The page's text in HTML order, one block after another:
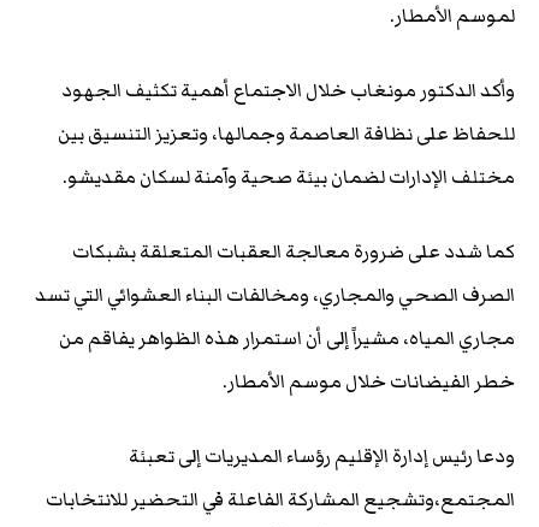
لموسم الأمطار.
وأكد الدكتور مونغاب خلال الاجتماع أهمية تكثيف الجهود
للحفاظ على نظافة العاصمة وجمالها، وتعزيز التنسيق بين
مختلف الإدارات لضمان بيئة صحية وآمنة لسكان مقديشو.
كما شدد على ضرورة معالجة العقبات المتعلقة بشبكات
الصرف الصحي والمجاري، ومخالفات البناء العشوائي التي تسد
مجاري المياه، مشيراً إلى أن استمرار هذه الظواهر يفاقم من
خطر الفيضانات خلال موسم الأمطار.
ودعا رئيس إدارة الإقليم رؤساء المديريات إلى تعبئة
المجتمع،وتشجيع المشاركة الفاعلة في التحضير للانتخابات